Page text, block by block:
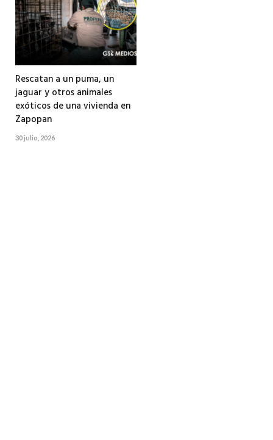
Rescatan a un puma, un
jaguar y otros animales
exóticos de una vivienda en
Zapopan
30 julio, 2026